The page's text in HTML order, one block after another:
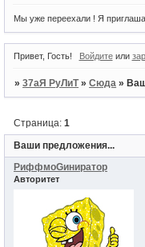
Мы уже переехали ! Я
Привет, Гость! Войдитеили
»37аЯ РуЛиТ »Сюда »
Ваши предложения...
Страница:1
РиффмоGиниратор
Авторитет